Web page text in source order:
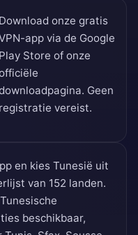
Download onze gratis
app via de Google
Play Store of onze
. Geen
registratie vereist.
en kies Tunesië uit
van 152 landen.
beschikbaar,